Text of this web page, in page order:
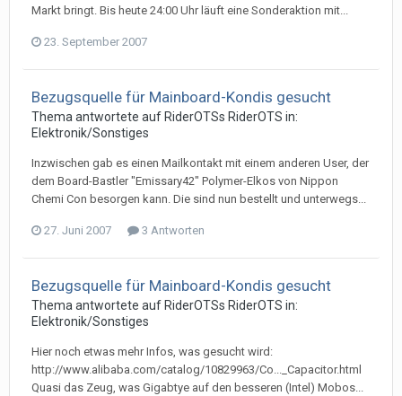
Markt bringt. Bis heute 24:00 Uhr läuft eine Sonderaktion mit...
23. September 2007
Bezugsquelle für Mainboard-Kondis gesucht
Thema antwortete auf RiderOTSs RiderOTS in:
Elektronik/Sonstiges
Inzwischen gab es einen Mailkontakt mit einem anderen User, der
dem Board-Bastler "Emissary42" Polymer-Elkos von Nippon
Chemi Con besorgen kann. Die sind nun bestellt und unterwegs...
27. Juni 2007 3 Antworten
Bezugsquelle für Mainboard-Kondis gesucht
Thema antwortete auf RiderOTSs RiderOTS in:
Elektronik/Sonstiges
Hier noch etwas mehr Infos, was gesucht wird:
http://www.alibaba.com/catalog/10829963/Co..._Capacitor.html
Quasi das Zeug, was Gigabtye auf den besseren (Intel) Mobos...